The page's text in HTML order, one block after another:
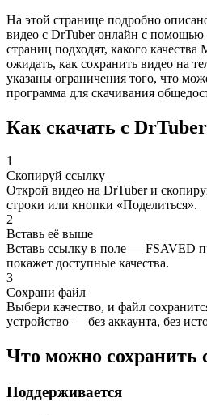
На этой странице подробно
видео с DrTuber онлайн с
страниц подходят, какого
ожидать, как сохранить видео на
указаны ограничения того, что
программа для скачивания
Как скачать с DrTuber
1
Скопируй ссылку
Открой видео на DrTuber и
строки или кнопки «Поделиться».
2
Вставь её выше
Вставь ссылку в поле — FSAVED
покажет доступные качества.
3
Сохрани файл
Выбери качество, и файл
устройство — без аккаунта, без
Что можно сохранить
Поддерживается